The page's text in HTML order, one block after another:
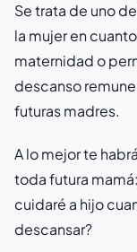
Se trata de uno
la mujer en
maternidad o
descanso
futuras madres.
A lo mejor te
toda futura
cuidaré a hijo
descansar?